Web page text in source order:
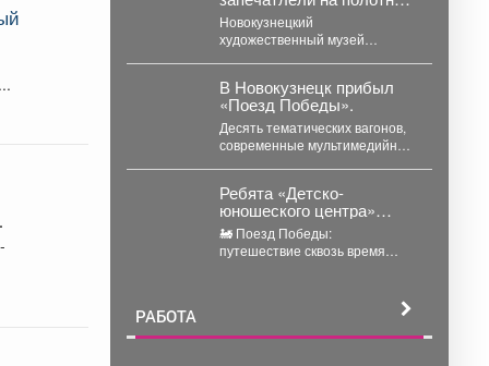
в...
красоту мирной жизни.
Новокузнецкий
художественный музей
«Острова памяти». На этот раз
мини-экспозиция...
В Новокузнецк прибыл
«Поезд Победы».
Десять тематических вагонов,
современные мультимедийные
погрузиться в атмосферу
Великой...
Ребята «Детско-
юношеского центра»
отправились в необычное
путешествие - на борт
«Поезда Победы».
🚂 Поезд Победы:
путешествие сквозь время
РАБОТА